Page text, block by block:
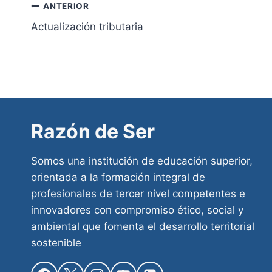
entrada:
Navegación
de
ANTERIOR
Actualización tributaria
Razón de Ser
Somos una institución de educación superior,
orientada a la formación integral de
profesionales de tercer nivel competentes e
innovadores con compromiso ético, social y
ambiental que fomenta el desarrollo territorial
sostenible